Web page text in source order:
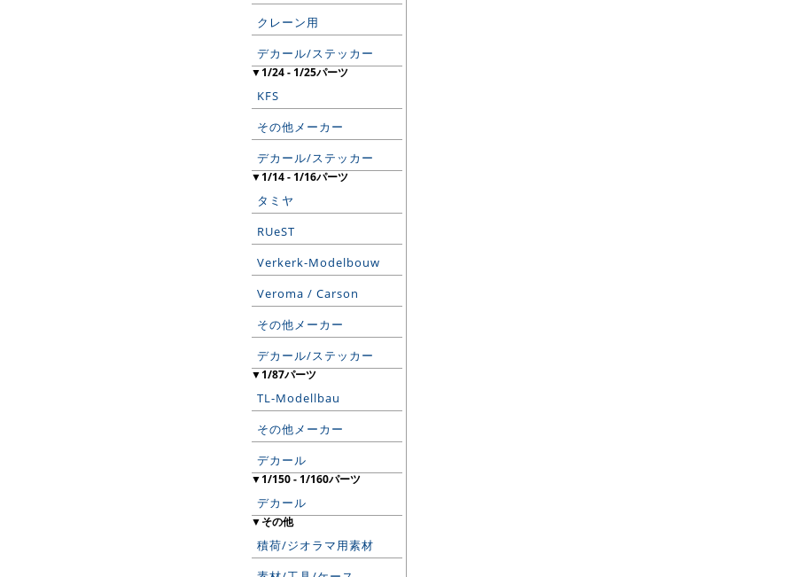
クレーン用
デカール/ステッカー
▼1/24 - 1/25パーツ
KFS
その他メーカー
デカール/ステッカー
▼1/14 - 1/16パーツ
タミヤ
RUeST
Verkerk-Modelbouw
Veroma / Carson
その他メーカー
デカール/ステッカー
▼1/87パーツ
TL-Modellbau
その他メーカー
デカール
▼1/150 - 1/160パーツ
デカール
▼その他
積荷/ジオラマ用素材